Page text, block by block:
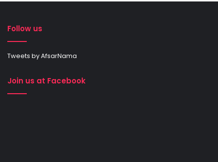
Follow us
Tweets by AfsarNama
Join us at Facebook